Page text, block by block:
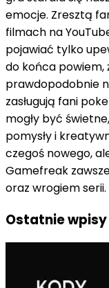
emocje. Zresztą
filmach na
pojawiać tylko
do końca powiem,
prawdopodobnie
zasługują fani
mogły być
pomysły i
czegoś nowego,
Gamefreak
oraz wrogiem
Ostatnie wpisy